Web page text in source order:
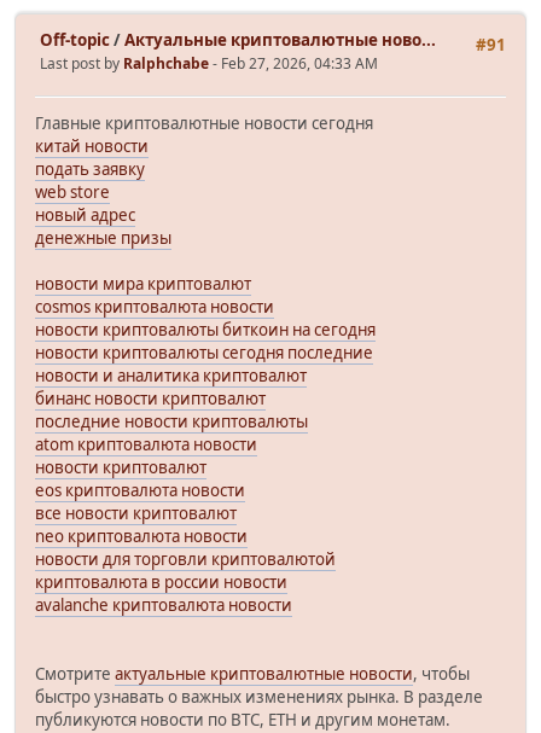
#91
Off-topic/Актуальные криптовалютные ново...
Last post by Ralphchabe- Feb 27, 2026, 04:33 AM
Главные криптовалютные новости сегодня
китай новости
подать заявку
web store
новый адрес
денежные призы
новости мира криптовалют
cosmos криптовалюта новости
новости криптовалюты биткоин на сегодня
новости криптовалюты сегодня последние
новости и аналитика криптовалют
бинанс новости криптовалют
последние новости криптовалюты
atom криптовалюта новости
новости криптовалют
eos криптовалюта новости
все новости криптовалют
neo криптовалюта новости
новости для торговли криптовалютой
криптовалюта в россии новости
avalanche криптовалюта новости
Смотрите актуальные криптовалютные новости, чтобы
быстро узнавать о важных изменениях рынка. В разделе
публикуются новости по BTC, ETH и другим монетам.